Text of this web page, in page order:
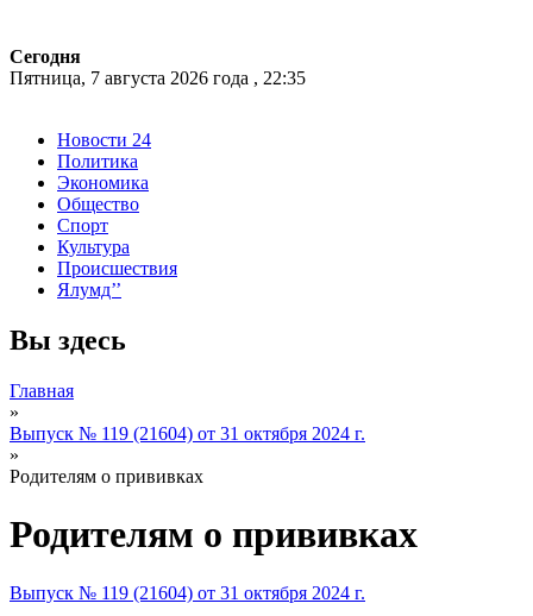
Сегодня
Пятница, 7 августа 2026 года , 22:35
Новости 24
Политика
Экономика
Общество
Спорт
Культура
Происшествия
Ялумд’’
Вы здесь
Главная
»
Выпуск № 119 (21604) от 31 октября 2024 г.
»
Родителям о прививках
Родителям о прививках
Выпуск № 119 (21604) от 31 октября 2024 г.